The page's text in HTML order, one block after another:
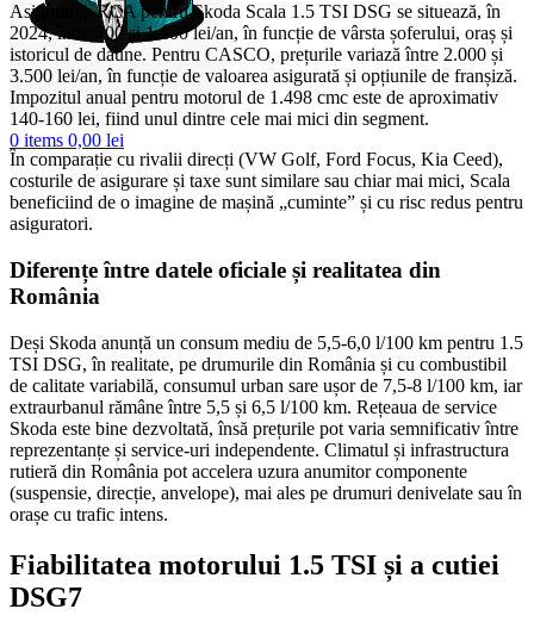
0 items 0,00 lei
Asigurarea RCA pentru Skoda Scala 1.5 TSI DSG se situează, în
2024, între 700 și 1.100 lei/an, în funcție de vârsta șoferului, oraș și
istoricul de daune. Pentru CASCO, prețurile variază între 2.000 și
3.500 lei/an, în funcție de valoarea asigurată și opțiunile de franșiză.
Impozitul anual pentru motorul de 1.498 cmc este de aproximativ
140-160 lei, fiind unul dintre cele mai mici din segment.
În comparație cu rivalii direcți (VW Golf, Ford Focus, Kia Ceed),
costurile de asigurare și taxe sunt similare sau chiar mai mici, Scala
beneficiind de o imagine de mașină „cuminte” și cu risc redus pentru
asiguratori.
Diferențe între datele oficiale și realitatea din
România
Deși Skoda anunță un consum mediu de 5,5-6,0 l/100 km pentru 1.5
TSI DSG, în realitate, pe drumurile din România și cu combustibil
de calitate variabilă, consumul urban sare ușor de 7,5-8 l/100 km, iar
extraurbanul rămâne între 5,5 și 6,5 l/100 km. Rețeaua de service
Skoda este bine dezvoltată, însă prețurile pot varia semnificativ între
reprezentanțe și service-uri independente. Climatul și infrastructura
rutieră din România pot accelera uzura anumitor componente
(suspensie, direcție, anvelope), mai ales pe drumuri denivelate sau în
orașe cu trafic intens.
Fiabilitatea motorului 1.5 TSI și a cutiei
DSG7